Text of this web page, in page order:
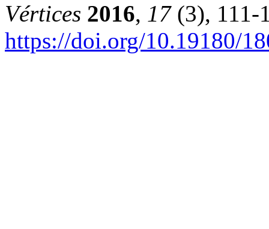
Vértices 2016, 17(3), 111-
https://doi.org/10.19180/